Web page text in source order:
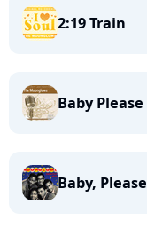
2:19 Train
Baby Please
Baby, Please